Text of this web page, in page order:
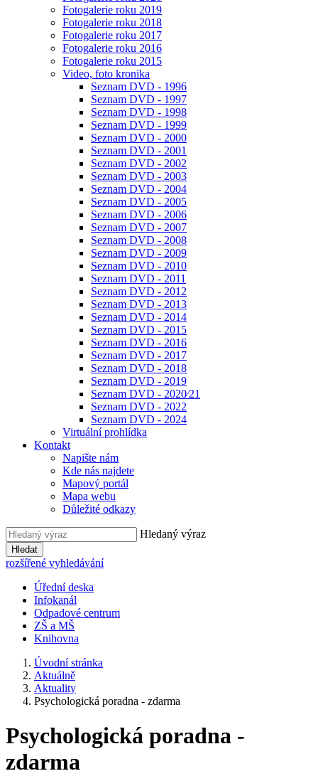
Fotogalerie roku 2019
Fotogalerie roku 2018
Fotogalerie roku 2017
Fotogalerie roku 2016
Fotogalerie roku 2015
Video, foto kronika
Seznam DVD - 1996
Seznam DVD - 1997
Seznam DVD - 1998
Seznam DVD - 1999
Seznam DVD - 2000
Seznam DVD - 2001
Seznam DVD - 2002
Seznam DVD - 2003
Seznam DVD - 2004
Seznam DVD - 2005
Seznam DVD - 2006
Seznam DVD - 2007
Seznam DVD - 2008
Seznam DVD - 2009
Seznam DVD - 2010
Seznam DVD - 2011
Seznam DVD - 2012
Seznam DVD - 2013
Seznam DVD - 2014
Seznam DVD - 2015
Seznam DVD - 2016
Seznam DVD - 2017
Seznam DVD - 2018
Seznam DVD - 2019
Seznam DVD - 2020⁄21
Seznam DVD - 2022
Seznam DVD - 2024
Virtuální prohlídka
Kontakt
Napište nám
Kde nás najdete
Mapový portál
Mapa webu
Důležité odkazy
Hledaný výraz
Hledat
rozšířené vyhledávání
Úřední deska
Infokanál
Odpadové centrum
ZŠ a MŠ
Knihovna
Úvodní stránka
Aktuálně
Aktuality
Psychologická poradna - zdarma
Psychologická poradna -
zdarma